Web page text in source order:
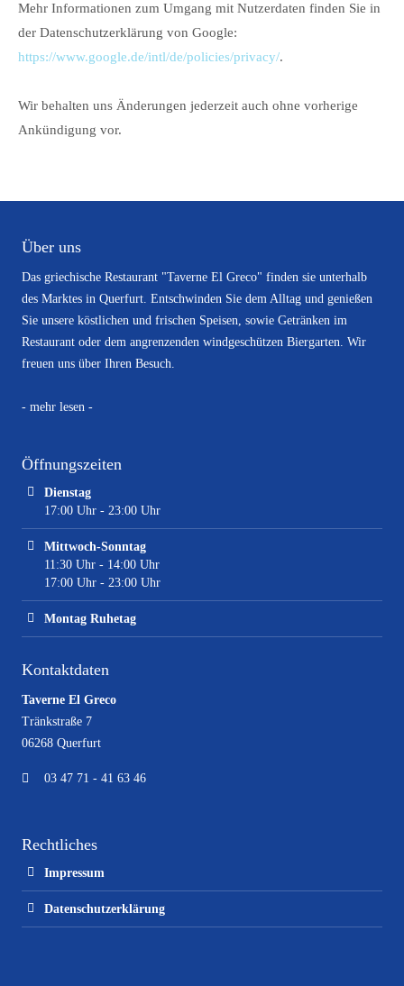
Mehr Informationen zum Umgang mit Nutzerdaten finden Sie in
der Datenschutzerklärung von Google:
https://www.google.de/intl/de/policies/privacy/.
Wir behalten uns Änderungen jederzeit auch ohne vorherige
Ankündigung vor.
Über uns
Das griechische Restaurant "Taverne El Greco" finden sie unterhalb
des Marktes in Querfurt. Entschwinden Sie dem Alltag und genießen
Sie unsere köstlichen und frischen Speisen, sowie Getränken im
Restaurant oder dem angrenzenden windgeschützen Biergarten. Wir
freuen uns über Ihren Besuch.
- mehr lesen -
Öffnungszeiten
Dienstag
17:00 Uhr - 23:00 Uhr
Mittwoch-Sonntag
11:30 Uhr - 14:00 Uhr
17:00 Uhr - 23:00 Uhr
Montag Ruhetag
Kontaktdaten
Taverne El Greco
Tränkstraße 7
06268 Querfurt
03 47 71 - 41 63 46
Rechtliches
Impressum
Datenschutzerklärung